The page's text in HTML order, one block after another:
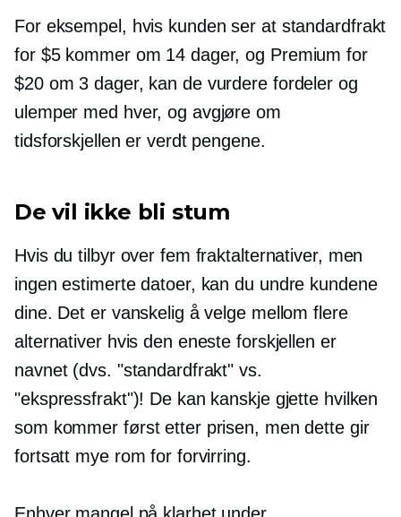
For eksempel, hvis kunden ser at standardfrakt
for $5 kommer om 14 dager, og Premium for
$20 om 3 dager, kan de vurdere fordeler og
ulemper med hver, og avgjøre om
tidsforskjellen er verdt pengene.
De vil ikke bli stum
Hvis du tilbyr over fem fraktalternativer, men
ingen estimerte datoer, kan du undre kundene
dine. Det er vanskelig å velge mellom flere
alternativer hvis den eneste forskjellen er
navnet (dvs. "standardfrakt" vs.
"ekspressfrakt")! De kan kanskje gjette hvilken
som kommer først etter prisen, men dette gir
fortsatt mye rom for forvirring.